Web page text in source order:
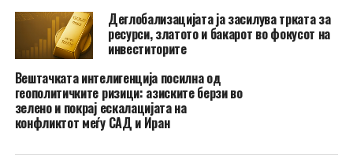
Деглобализацијата ја засилува трката за
ресурси, златото и бакарот во фокусот на
инвеститорите
Вештачката интелигенција посилна од
геополитичките ризици: aзиските берзи во
зелено и покрај ескалацијата на
конфликтот меѓу САД и Иран